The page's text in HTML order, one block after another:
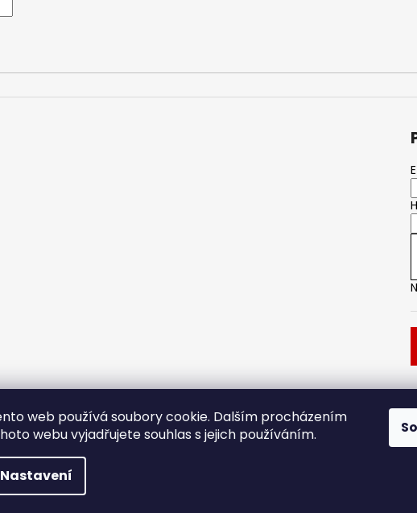
web používá soubory cookie. Dalším procházením
webu vyjadřujete souhlas s jejich používáním.
Nastavení
Dveřní kování Stavební pouzdro